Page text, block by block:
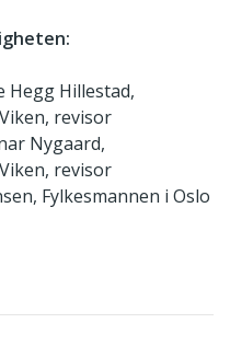
Hillestad,
revisor
Nygaard,
revisor
Fylkesmannen i Oslo